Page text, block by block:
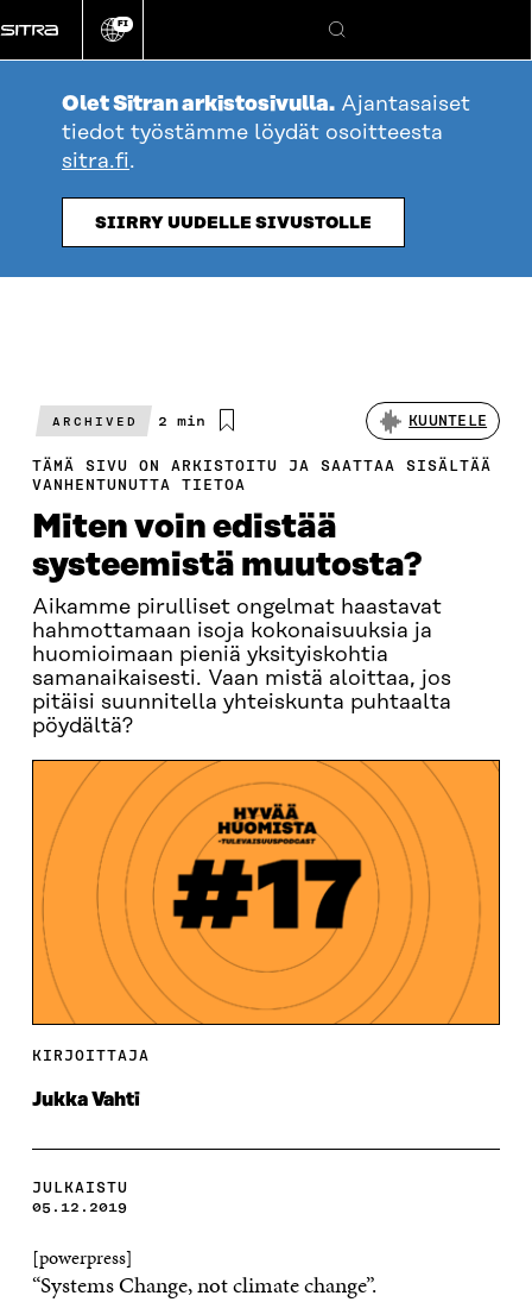
suoraan
sisältöön
Vaihda
kieli
FI
Hae
Olet Sitran arkistosivulla. Ajantasaiset
tiedot työstämme löydät osoitteesta
sitra.fi.
SIIRRY UUDELLE SIVUSTOLLE
ARCHIVED
Arvioitu
2 min KUUNTELE
TÄMÄ SIVU ON ARKISTOITU JA SAATTAA SISÄLTÄÄ
VANHENTUNUTTA TIETOA
Miten voin edistää
systeemistä muutosta?
Aikamme pirulliset ongelmat haastavat
hahmottamaan isoja kokonaisuuksia ja
huomioimaan pieniä yksityiskohtia
samanaikaisesti. Vaan mistä aloittaa, jos
pitäisi suunnitella yhteiskunta puhtaalta
pöydältä?
KIRJOITTAJA
Jukka Vahti
JULKAISTU
05.12.2019
[powerpress]
“Systems Change, not climate change”.